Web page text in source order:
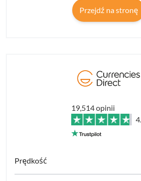
Przejdź na stronę
19,514 opinii